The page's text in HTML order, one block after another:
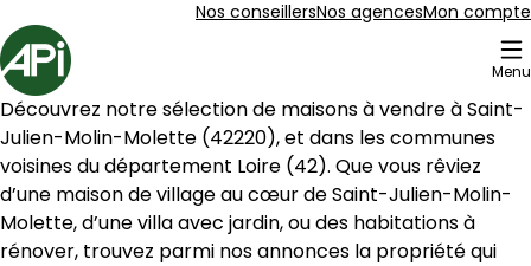
Nos conseillersNos agencesMon compte
Accueil
Menu
3 Maison à louer Saint-Julien-Molin-Molette (42220)
374 m² 9 pièces Saint-Julien-
Aller à l'image1
Aller à l'image2
Aller à l'image3
Aller à l'image4
Aller à l'image5
Découvrez notre sélection de maisons à vendre à Saint-
Julien-Molin-Molette (42220), et dans les communes
voisines du département Loire (42). Que vous rêviez
d’une maison de village au cœur de Saint-Julien-Molin-
Molette, d’une villa avec jardin, ou des habitations à
rénover, trouvez parmi nos annonces la propriété qui